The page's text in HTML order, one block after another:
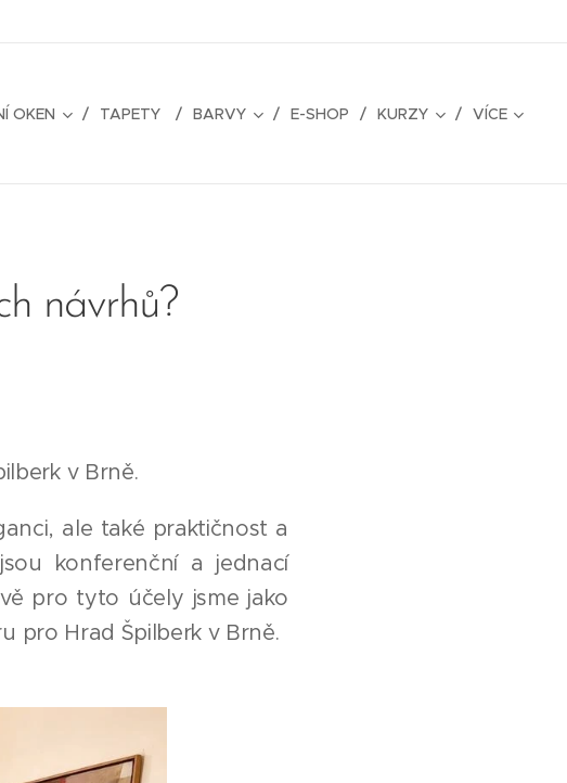
OKEN TAPETY BARVY E-SHOP KURZY VÍCE
návrhů?
v Brně.
ale také praktičnost a
konferenční a jednací
pro tyto účely jsme jako
pro Hrad Špilberk v Brně.